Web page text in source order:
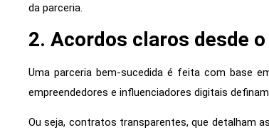
da parceria.
2. Acordos claros desde
Uma parceria bem-sucedida é feita com base
empreendedores e influenciadores digitais
Ou seja, contratos transparentes, que detalham